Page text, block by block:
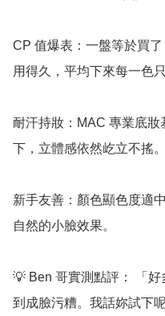
CP 值爆表：一盤等於買了
用得久，平均下來每一色
耐汗持妝：MAC 專業底
下，立體感依然屹立不搖。
新手友善：顏色顯色度適
自然的小臉效果。
💡 Ben 哥實測點評： 「
到成臉污糟。我話妳試下